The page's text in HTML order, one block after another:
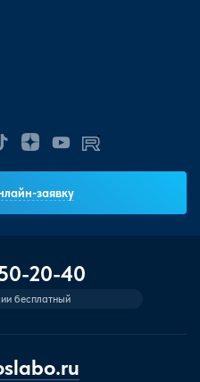
заявку
20-40
бесплатный